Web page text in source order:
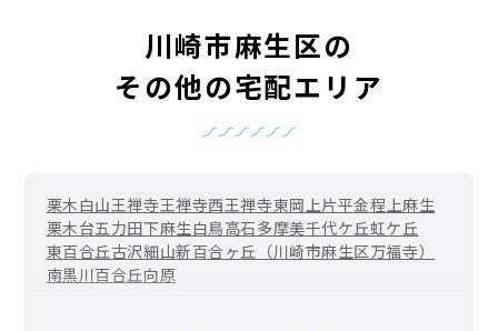
川崎市麻生区の
その他の宅配エリア
栗木白山王禅寺王禅寺西王禅寺東岡上片平金程 上麻生
栗木台五力田下麻生白鳥高石多摩美千代ケ丘虹ケ丘
東百合丘古沢細山新百合ヶ丘（川崎市麻生区万福寺）
南黒川百合丘向原